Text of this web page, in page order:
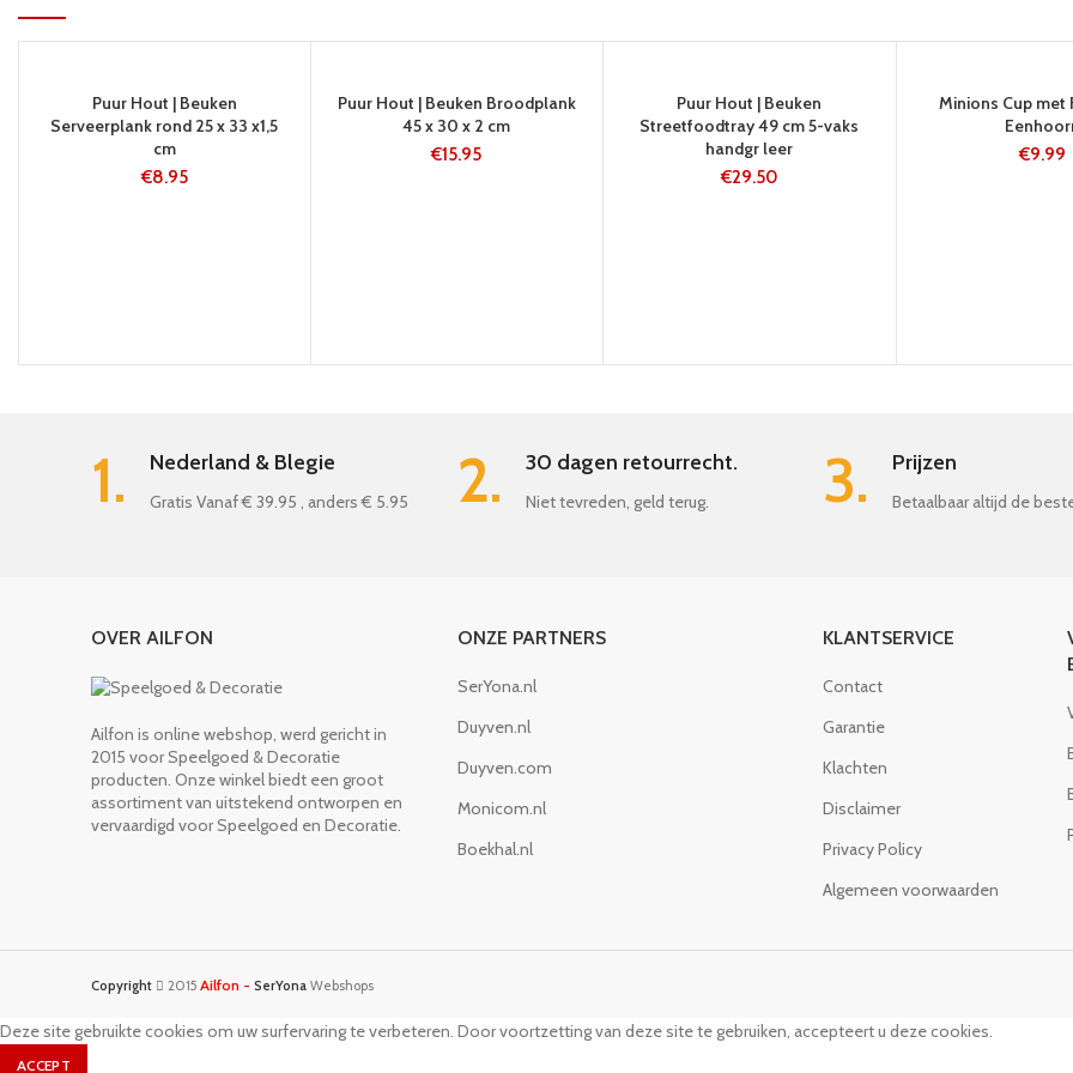
EN
Puur Hout | Beuken
Serveerplank rond 25 x 33 x1,5
cm
€8.95
Puur Hout | Beuken Broodplank
45 x 30 x 2 cm
€15.95
EN
Puur Hout | Beuken
Streetfoodtray 49 cm 5-vaks
handgr leer
€29.50
Minions Cup met
€9.99
1. Nederland & Blegie
Gratis Vanaf € 39.95 , anders € 5.95 2. 30 dagen retourrecht.
Niet tevreden, geld terug. 3. Prijzen
Betaalbaar altijd de
OVER AILFON
Ailfon is online webshop, werd gericht in
2015 voor Speelgoed & Decoratie
producten. Onze winkel biedt een groot
assortiment van uitstekend ontworpen en
vervaardigd voor Speelgoed en Decoratie.
ONZE PARTNERS
SerYona.nl
Duyven.nl
Duyven.com
Monicom.nl
Boekhal.nl
KLANTSERVICE
Contact
Garantie
Klachten
Disclaimer
Privacy Policy
Algemeen voorwaarden
Copyright 2015 Ailfon - SerYona Webshops
Deze site gebruikte cookies om uw surfervaring te verbeteren. Door voortzetting van deze site te gebruiken, accepteert u deze cookies.
ACCEPT